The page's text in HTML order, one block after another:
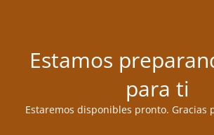
Estamos
para ti
Estaremos disponibles pronto. Gracias